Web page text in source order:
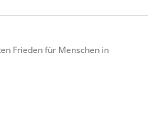
Frieden für Menschen in